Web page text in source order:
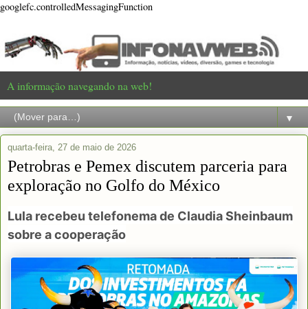
googlefc.controlledMessagingFunction
A informação navegando na web!
▼
quarta-feira, 27 de maio de 2026
Petrobras e Pemex discutem parceria para
exploração no Golfo do México
Lula recebeu telefonema de Claudia Sheinbaum
sobre a cooperação